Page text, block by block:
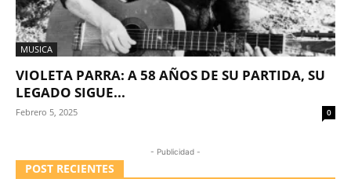
MUSICA
VIOLETA PARRA: A 58 AÑOS DE SU PARTIDA, SU
LEGADO SIGUE...
Febrero 5, 2025 0
- Publicidad -
POST RECIENTES